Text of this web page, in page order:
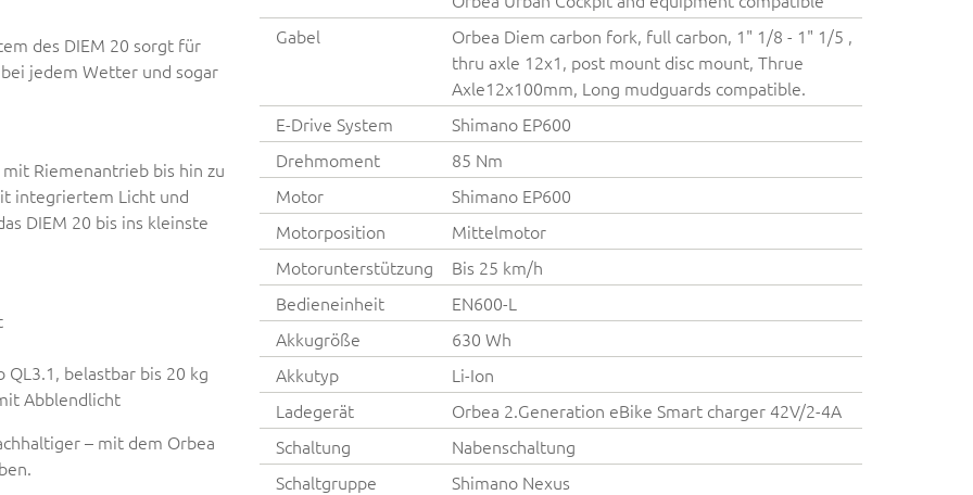
des DIEM 20 sorgt für
jedem Wetter und sogar
Riemenantrieb bis hin zu
integriertem Licht und
DIEM 20 bis ins kleinste
belastbar bis 20 kg
Abblendlicht
– mit dem Orbea
Gabel
Orbea Diem carbon fork, full carbon, 1" 1/8 - 1" 1/5 ,
thru axle 12x1, post mount disc mount, Thrue
Axle12x100mm, Long mudguards compatible.
E-Drive System
Shimano EP600
Drehmoment
85 Nm
Motor
Shimano EP600
Motorposition
Mittelmotor
Motorunterstützung
Bis 25 km/h
Bedieneinheit
EN600-L
Akkugröße
630 Wh
Akkutyp
Li-Ion
Ladegerät
Orbea 2.Generation eBike Smart charger 42V/2-4A
Schaltung
Nabenschaltung
Schaltgruppe
Shimano Nexus